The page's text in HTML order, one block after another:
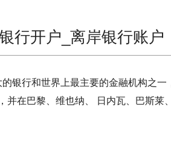
行开户_离岸银行账户
行和世界上最主要的金融机构之一
在巴黎、维也纳、 日内瓦、巴斯莱